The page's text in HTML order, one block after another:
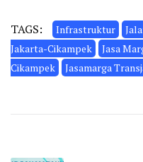
TAGS: Infrastruktur
Jakarta-Cikampek
Jasa
Cikampek
Jasamarga